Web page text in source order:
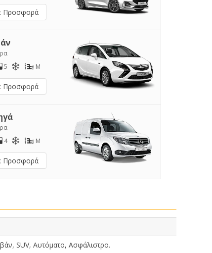
Προσφορά
5 M
Προσφορά
4 M
Προσφορά
SUV, Αυτόματο, Ασφάλιστρο.